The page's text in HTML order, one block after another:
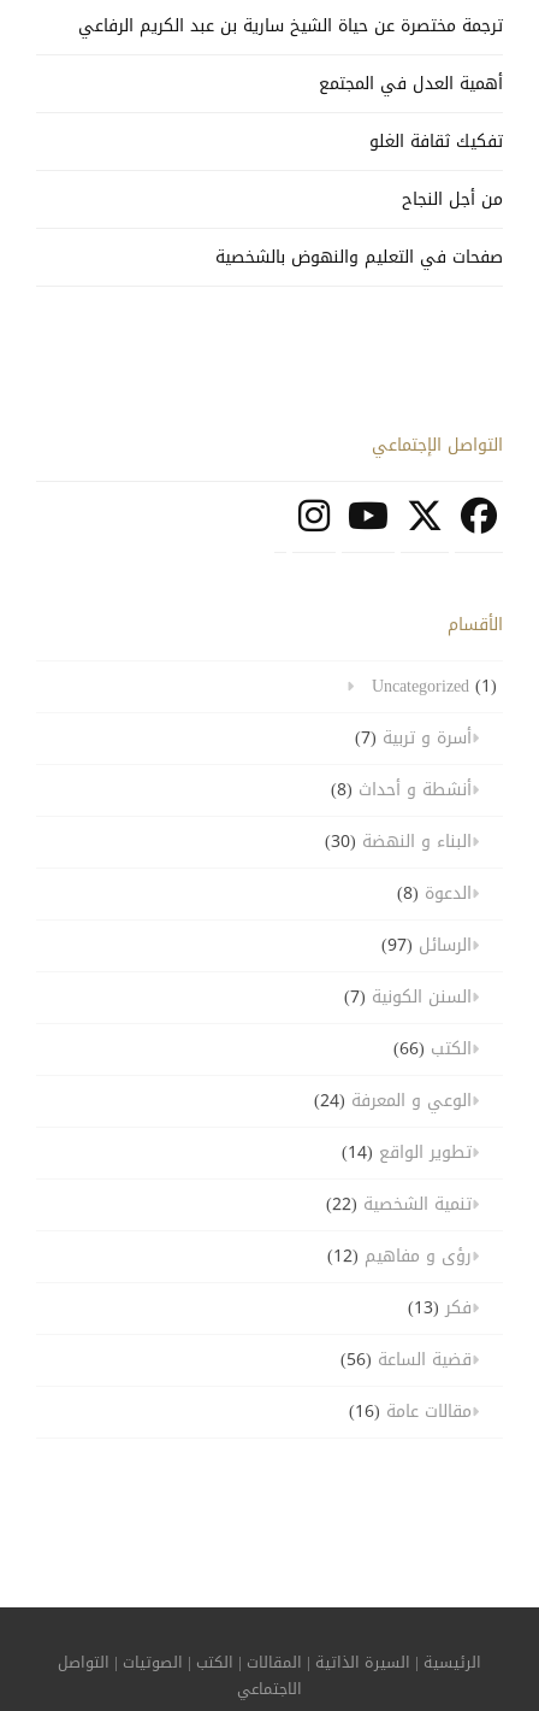
ترجمة مختصرة عن حياة الشيخ سارية بن عبد الكريم الرفاعي
أهمية العدل في المجتمع
تفكيك ثقافة الغلو
من أجل النجاح
صفحات في التعليم والنهوض بالشخصية
التواصل الإجتماعي
الأقسام
Uncategorized(1)
أسرة و تربية (7)
أنشطة و أحداث (8)
البناء و النهضة (30)
الدعوة (8)
الرسائل (97)
السنن الكونية (7)
الكتب (66)
الوعي و المعرفة (24)
تطوير الواقع (14)
تنمية الشخصية (22)
رؤى و مفاهيم (12)
فكر(13)
قضية الساعة (56)
مقالات عامة (16)
الرئيسية | السيرة الذاتية | المقالات | الكتب | الصوتيات | التواصل
الاجتماعي